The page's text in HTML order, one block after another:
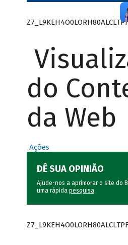
do
da Web
Ações
DÊ SUA OPINIÃO
Ajude-nos a aprimorar o site do
uma rápida pesquisa.